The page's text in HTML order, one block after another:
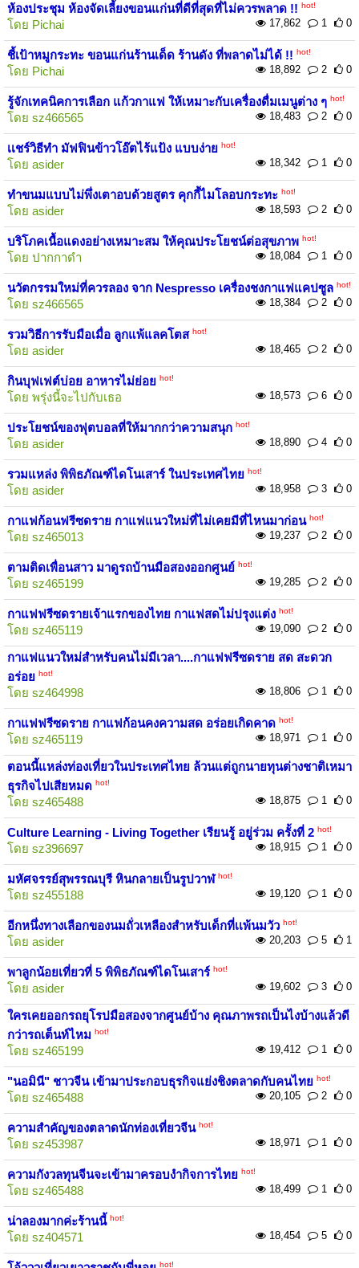
ห้องประชุม ห้องจัดเลี้ยงขอนแก่นที่ดีที่สุดที่ไม่ควรพลาด !! hot!
โดย Pichai 17,862 1 0
ชี้เป้าหมูกระทะ ขอนแก่นร้านเด็ด ร้านดัง ที่พลาดไม่ได้ !! hot!
โดย Pichai 18,892 2 0
รู้จักเทคนิคการเลือก แก้วกาแฟ ให้เหมาะกับเครื่องดื่มเมนูต่าง ๆ hot!
โดย sz466565 18,483 2 0
เเชร์วิธีทำ มัฟฟินข้าวโอ๊ตไร้แป้ง แบบง่าย hot!
โดย asider 18,342 1 0
ทำขนมแบบไม่พึ่งเตาอบด้วยสูตร คุกกี้ไมโลอบกระทะ hot!
โดย asider 18,593 2 0
บริโภคเนื้อแดงอย่างเหมาะสม ให้คุณประโยชน์ต่อสุขภาพ hot!
โดย ปากกาดำ 18,084 1 0
นวัตกรรมใหม่ที่ควรลอง จาก Nespresso เครื่องชงกาแฟแคปซูล hot!
โดย sz466565 18,384 2 0
รวมวิธีการรับมือเมื่อ ลูกแพ้แลคโตส hot!
โดย asider 18,465 2 0
กินบุฟเฟต์บ่อย อาหารไม่ย่อย hot!
โดย พรุ่งนี้จะไปกับเธอ 18,573 6 0
ประโยชน์ของฟุตบอลที่ให้มากกว่าความสนุก hot!
โดย asider 18,890 4 0
รวมแหล่ง พิพิธภัณฑ์ไดโนเสาร์ ในประเทศไทย hot!
โดย asider 18,958 3 0
กาแฟก้อนฟรีซดราย กาแฟแนวใหม่ที่ไม่เคยมีที่ไหนมาก่อน hot!
โดย sz465013 19,237 2 0
ตามติดเพื่อนสาว มาดูรถบ้านมือสองออกศูนย์ hot!
โดย sz465199 19,285 2 0
กาแฟฟรีซดรายเจ้าแรกของไทย กาแฟสดไม่ปรุงแต่ง hot!
โดย sz465119 19,090 2 0
กาแฟแนวใหม่สำหรับคนไม่มีเวลา....กาแฟฟรีซดราย สด สะดวก
อร่อย hot!
โดย sz464998 18,806 1 0
กาแฟฟรีซดราย กาแฟก้อนคงความสด อร่อยเกิดคาด hot!
โดย sz465119 18,971 1 0
ตอนนี้แหล่งท่องเที่ยวในประเทศไทย ล้วนแต่ถูกนายทุนต่างชาติเหมา
ธุรกิจไปเสียหมด hot!
โดย sz465488 18,875 1 0
Culture Learning - Living Together เรียนรู้ อยู่ร่วม ครั้งที่ 2 hot!
โดย sz396697 18,915 1 0
มหัศจรรย์สุพรรณบุรี หินกลายเป็นรูปวาฬ hot!
โดย sz455188 19,120 1 0
อีกหนึ่งทางเลือกของนมถั่วเหลืองสำหรับเด็กที่เเพ้นมวัว hot!
โดย asider 20,203 5 1
พาลูกน้อยเที่ยวที่ 5 พิพิธภัณฑ์ไดโนเสาร์ hot!
โดย asider 19,602 3 0
ใครเคยออกรถยุโรปมือสองจากศูนย์บ้าง คุณภาพรถเป็นไงบ้างแล้วดี
กว่ารถเต็นท์ไหม hot!
โดย sz465199 19,412 1 0
"นอมินี" ชาวจีน เข้ามาประกอบธุรกิจแย่งชิงตลาดกับคนไทย hot!
โดย sz465488 20,105 2 0
ความสำคัญของตลาดนักท่องเที่ยวจีน hot!
โดย sz453987 18,971 1 0
ความกังวลทุนจีนจะเข้ามาครอบงำกิจการไทย hot!
โดย sz465488 18,499 1 0
น่าลองมากค่ะร้านนี้ hot!
โดย sz404571 18,454 5 0
hot!